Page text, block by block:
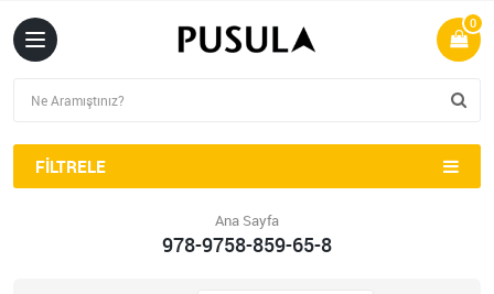
0
FILTRELE
Ana Sayfa
978-9758-859-65-8